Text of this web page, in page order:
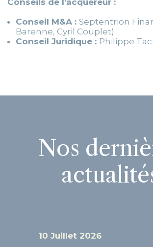
Conseil M&A : Septentrion
Barenne, Cyril Couplet)
Conseil Juridique : Philippe
Nos
10 Juillet 2026